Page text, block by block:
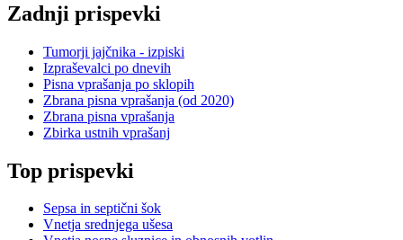
Zadnji prispevki
Tumorji jajčnika - izpiski
Izpraševalci po dnevih
Pisna vprašanja po sklopih
Zbrana pisna vprašanja (od 2020)
Zbrana pisna vprašanja
Zbirka ustnih vprašanj
Top prispevki
Sepsa in septični šok
Vnetja srednjega ušesa